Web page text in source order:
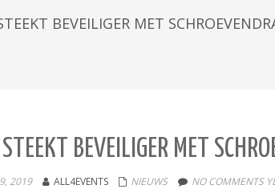
BEVEILIGER MET
STEEKT BEVEILIGER MET
2019 ALL4EVENTS NIEUWS NO COMMENTS